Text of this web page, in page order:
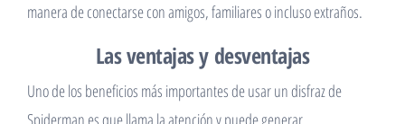
manera de conectarse con amigos, familiares o incluso extraños.
Las ventajas y desventajas
Uno de los beneficios más importantes de usar un disfraz de
Spiderman es que llama la atención y puede generar